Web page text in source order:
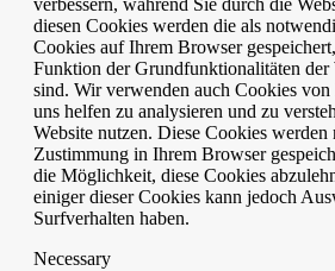
verbessern, während Sie durch die
diesen Cookies werden die als
Cookies auf Ihrem Browser
Funktion der Grundfunktionalitäten der
sind. Wir verwenden auch Cookies
uns helfen zu analysieren und zu
Website nutzen. Diese Cookies
Zustimmung in Ihrem Browser
die Möglichkeit, diese Cookies
einiger dieser Cookies kann jedoch
Surfverhalten haben.
Necessary